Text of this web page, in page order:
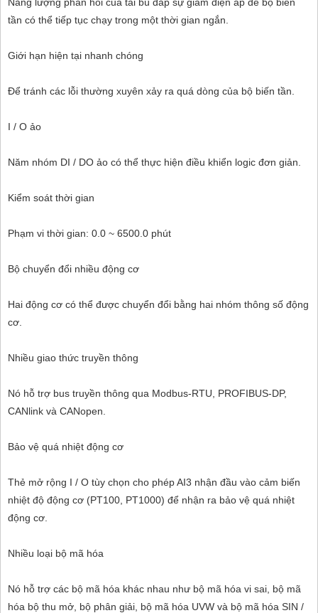
tần có thể tiếp tục chạy trong một thời gian ngắn.
Giới hạn hiện tại nhanh chóng
Để tránh các lỗi thường xuyên xảy ra quá dòng của bộ biến tần.
I / O ảo
Năm nhóm DI / DO ảo có thể thực hiện điều khiển logic đơn giản.
Kiểm soát thời gian
Phạm vi thời gian: 0.0 ~ 6500.0 phút
Bộ chuyển đổi nhiều động cơ
Hai động cơ có thể được chuyển đổi bằng hai nhóm thông số động
cơ.
Nhiều giao thức truyền thông
Nó hỗ trợ bus truyền thông qua Modbus-RTU, PROFIBUS-DP,
CANlink và CANopen.
Bảo vệ quá nhiệt động cơ
Thẻ mở rộng I / O tùy chọn cho phép AI3 nhận đầu vào cảm biến
nhiệt độ động cơ (PT100, PT1000) để nhận ra bảo vệ quá nhiệt
động cơ.
Nhiều loại bộ mã hóa
Nó hỗ trợ các bộ mã hóa khác nhau như bộ mã hóa vi sai, bộ mã
hóa bộ thu mở, bộ phân giải, bộ mã hóa UVW và bộ mã hóa SIN /